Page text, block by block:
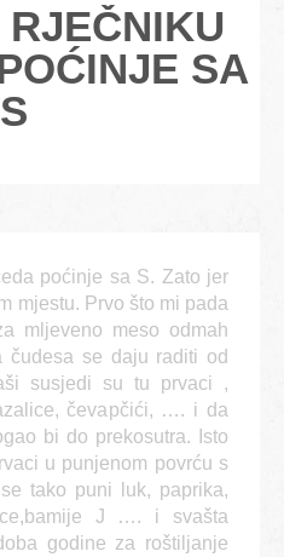
SA
S
poćinje sa S. Zato jer
mjestu. Prvo što mi pada
mljeveno meso odmah
čudesa se daju raditi od
susjedi su tu prvaci ,
čevapčići, …. i da
bi do prekosutra. Isto
u punjenom povrću s
tako puni luk, paprika,
J …. i svašta
godine za roštiljanje